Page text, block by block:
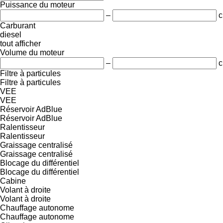
Puissance du moteur
–
Carburant
diesel
tout afficher
Volume du moteur
–
Filtre à particules
Filtre à particules
VEE
VEE
Réservoir AdBlue
Réservoir AdBlue
Ralentisseur
Ralentisseur
Graissage centralisé
Graissage centralisé
Blocage du différentiel
Blocage du différentiel
Cabine
Volant à droite
Volant à droite
Chauffage autonome
Chauffage autonome